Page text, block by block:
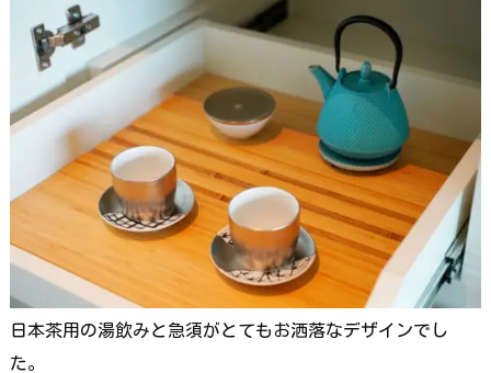
日本茶用の湯飲みと急須がとてもお洒落なデザインでし
た。